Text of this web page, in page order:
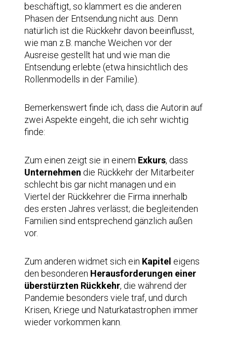
beschäftigt, so klammert es die anderen
Phasen der Entsendung nicht aus. Denn
natürlich ist die Rückkehr davon beeinflusst,
wie man z.B. manche Weichen vor der
Ausreise gestellt hat und wie man die
Entsendung erlebte (etwa hinsichtlich des
Rollenmodells in der Familie).
Bemerkenswert finde ich, dass die Autorin auf
zwei Aspekte eingeht, die ich sehr wichtig
finde:
Zum einen zeigt sie in einem Exkurs, dass
Unternehmen die Rückkehr der Mitarbeiter
schlecht bis gar nicht managen und ein
Viertel der Rückkehrer die Firma innerhalb
des ersten Jahres verlässt; die begleitenden
Familien sind entsprechend gänzlich außen
vor.
Zum anderen widmet sich ein Kapitel eigens
den besonderen Herausforderungen einer
überstürzten Rückkehr, die während der
Pandemie besonders viele traf, und durch
Krisen, Kriege und Naturkatastrophen immer
wieder vorkommen kann.